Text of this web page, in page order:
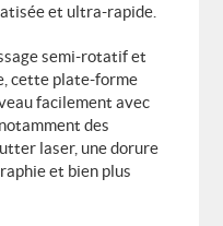
et ultra-rapide.
semi-rotatif et
cette plate-forme
facilement avec
des
laser, une dorure
et bien plus